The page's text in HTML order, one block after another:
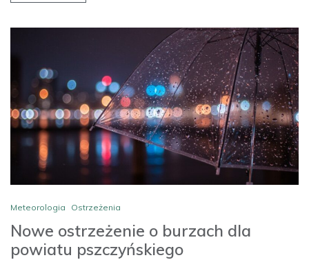
Meteorologia Ostrzeżenia
Nowe ostrzeżenie o burzach dla
powiatu pszczyńskiego